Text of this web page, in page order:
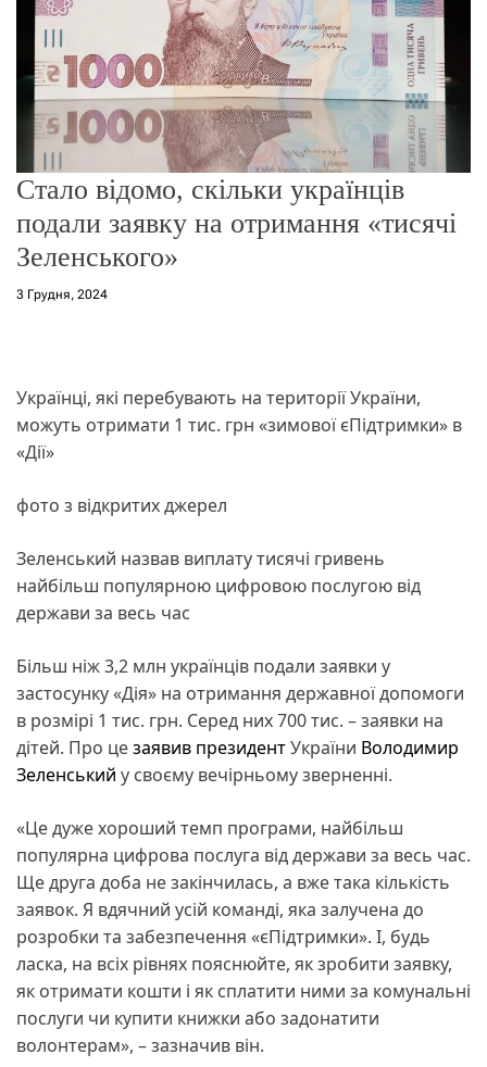
Стало відомо, скільки українців
подали заявку на отримання «тисячі
Зеленського»
3 Грудня, 2024
Українці, які перебувають на території України,
можуть отримати 1 тис. грн «зимової єПідтримки» в
«Дії»
фото з відкритих джерел
Зеленський назвав виплату тисячі гривень
найбільш популярною цифровою послугою від
держави за весь час
Більш ніж 3,2 млн українців подали заявки у
застосунку «Дія» на отримання державної допомоги
в розмірі 1 тис. грн. Серед них 700 тис. – заявки на
дітей. Про цезаявив президентУкраїни Володимир
Зеленський у своєму вечірньому зверненні.
«Це дуже хороший темп програми, найбільш
популярна цифрова послуга від держави за весь час.
Ще друга доба не закінчилась, а вже така кількість
заявок. Я вдячний усій команді, яка залучена до
розробки та забезпечення «єПідтримки». І, будь
ласка, на всіх рівнях пояснюйте, як зробити заявку,
як отримати кошти і як сплатити ними за комунальні
послуги чи купити книжки або задонатити
волонтерам», – зазначив він.